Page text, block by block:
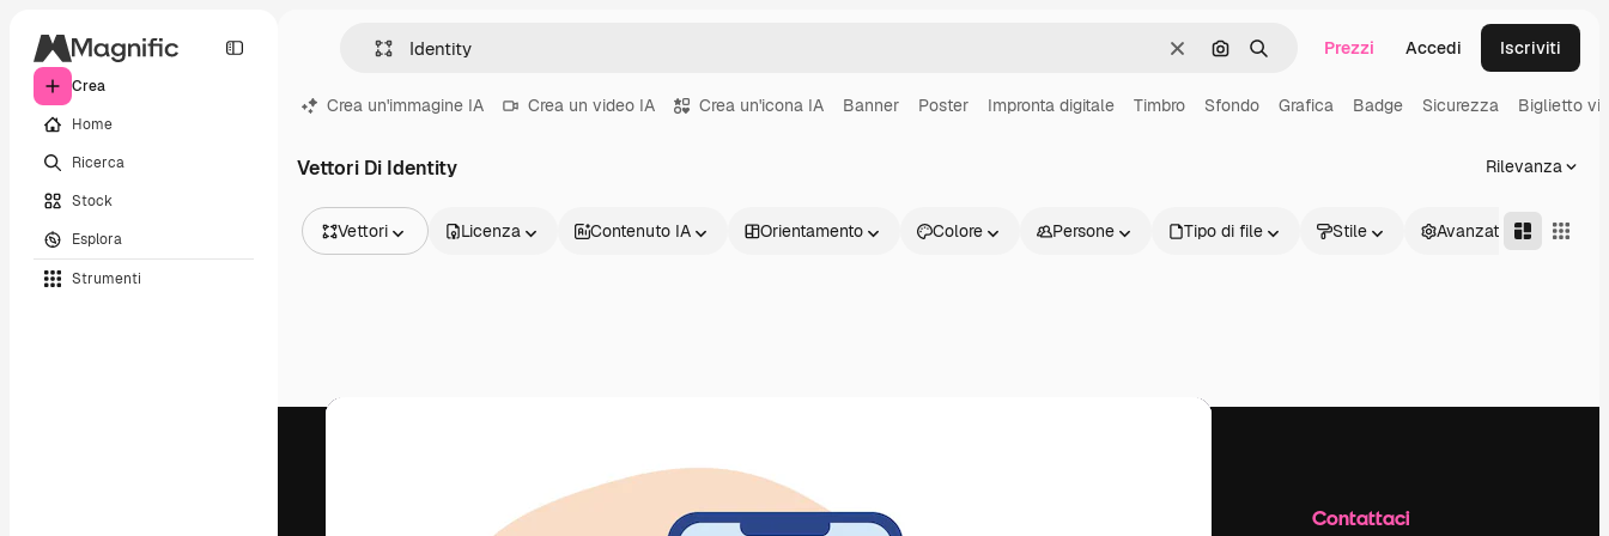
Crea
Home
Ricerca
Stock
Esplora
Strumenti
CancellaCerca per immagine
Ricerca Prezzi Accedi Iscriviti
Crea un'immagine IA Crea un video IA Crea un'icona IA Banner Poster Impronta digitale Timbro Sfondo Grafica Badge Sicurezza Biglietto
Vettori Di Identity Rilevanza
Vettori
Video
Licenza Contenuto IA Orientamento Colore Persone Tipo di file Stile Avanzate
Prodotti Contattaci